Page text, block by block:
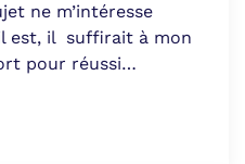
ne m’intéresse
est, il suffirait à mon
pour réussi…